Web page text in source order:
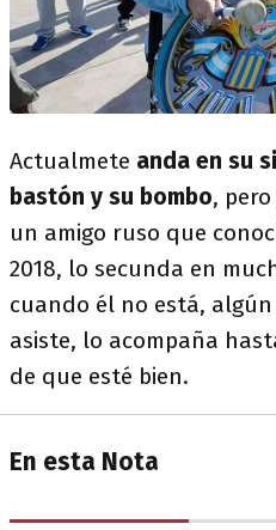
Actualmete anda en su
bastón y su bombo,
un amigo ruso que
2018, lo secunda en
cuando él no está,
asiste, lo acompaña
de que esté bien.
En esta Nota